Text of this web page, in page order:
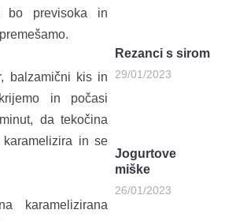
bo previsoka in
balzamični kis in
in počasi
da tekočina
in se
karamelizirana
Rezanci s sirom
29/01/2023
Jogurtove
miške
26/01/2023